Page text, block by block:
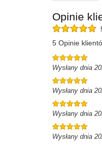
Opinie
5 Opinie
Wysłany dnia
Wysłany dnia
Wysłany dnia
Wysłany dnia